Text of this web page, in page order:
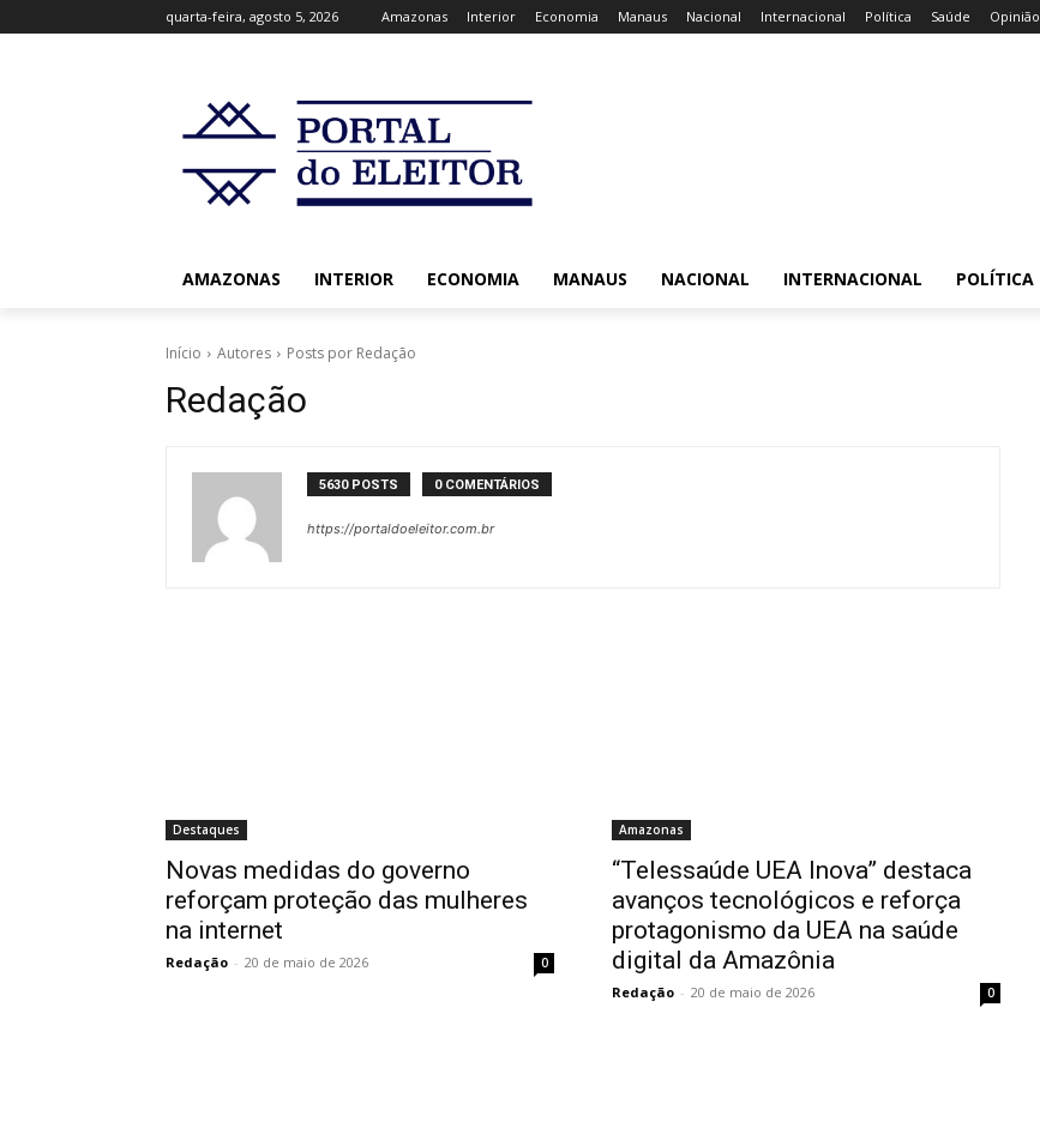
quarta-feira, agosto 5, 2026 Amazonas Interior Economia Manaus Nacional Internacional Política Saúde Opinião
AMAZONAS INTERIOR ECONOMIA MANAUS NACIONAL INTERNACIONAL POLÍTICA
Início Autores Posts por Redação
Redação
5630 POSTS 0 COMENTÁRIOS
https://portaldoeleitor.com.br
Destaques
Novas medidas do governo
reforçam proteção das mulheres
na internet
Redação - 20 de maio de 2026 0
Amazonas
“Telessaúde UEA Inova” destaca
avanços tecnológicos e reforça
protagonismo da UEA na saúde
digital da Amazônia
Redação - 20 de maio de 2026 0